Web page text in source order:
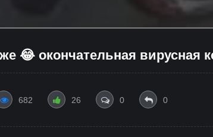
😂 окончательная вирусная
682 26 0 0